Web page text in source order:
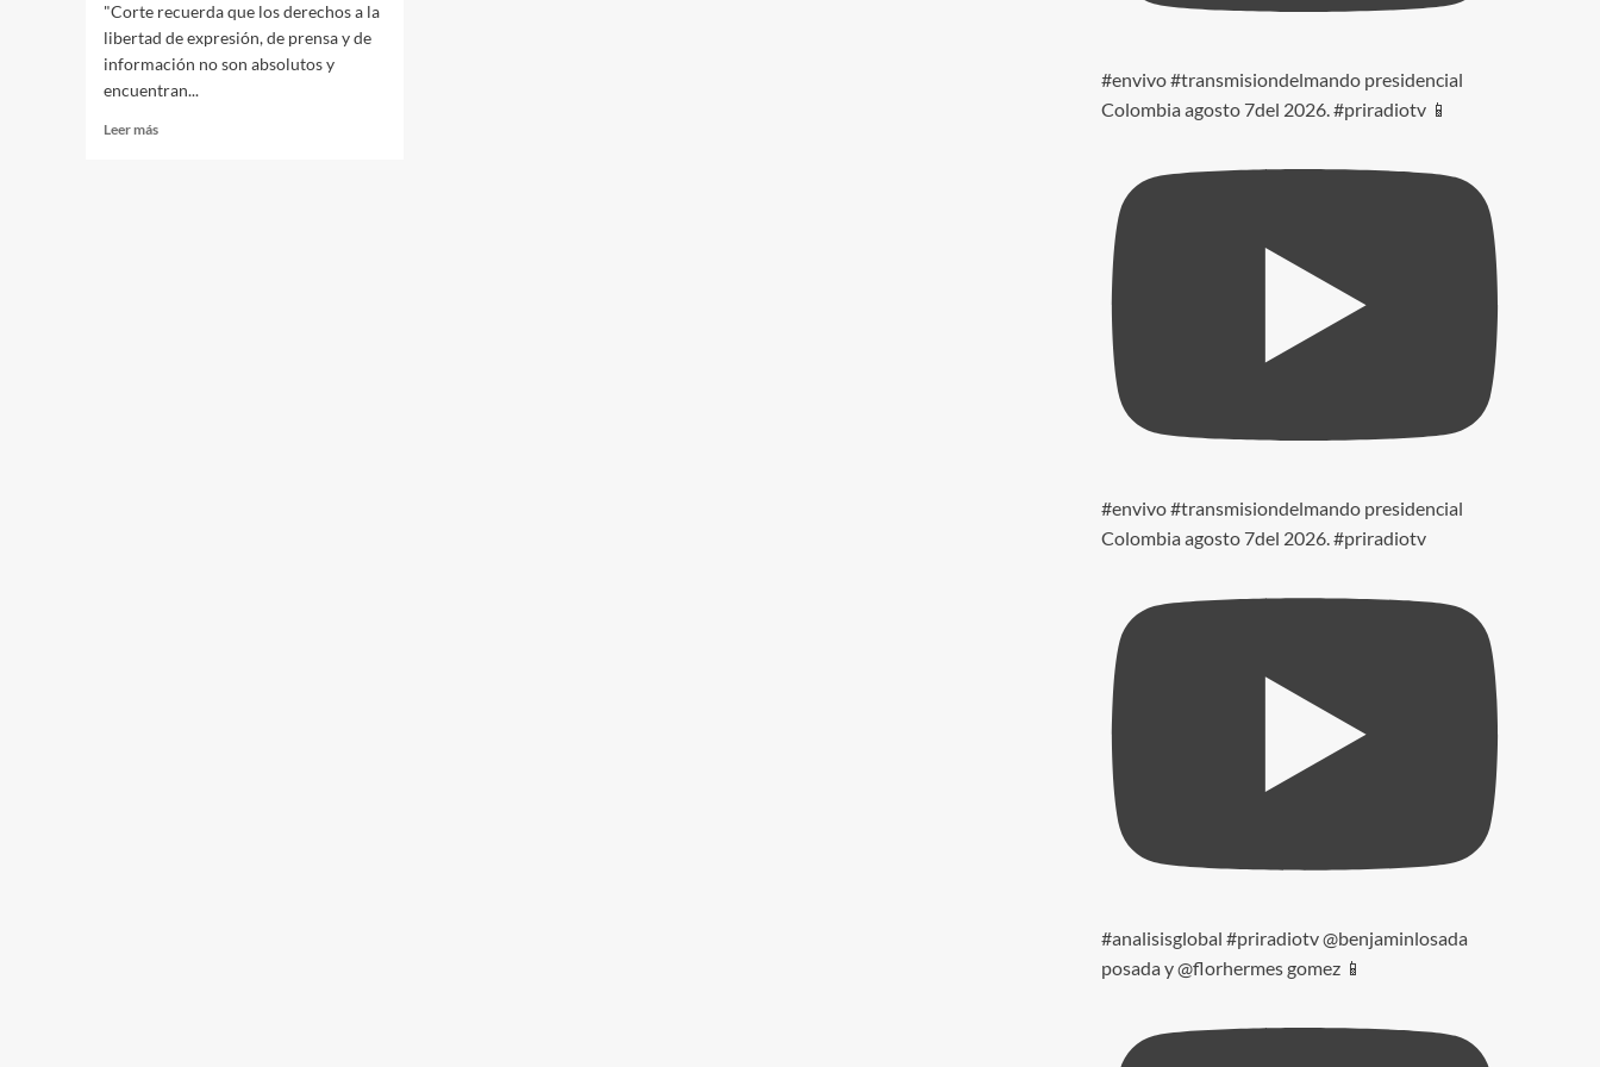
"Corte recuerda que los derechos a la
libertad de expresión, de prensa y de
información no son absolutos y
encuentran...
Leer másLeer
#envivo #transmisiondelmando presidencial
Colombia agosto 7del 2026. #priradiotv 📱
#envivo #transmisiondelmando presidencial
Colombia agosto 7del 2026. #priradiotv
#analisisglobal #priradiotv @benjaminlosada
posada y @florhermes gomez 📱